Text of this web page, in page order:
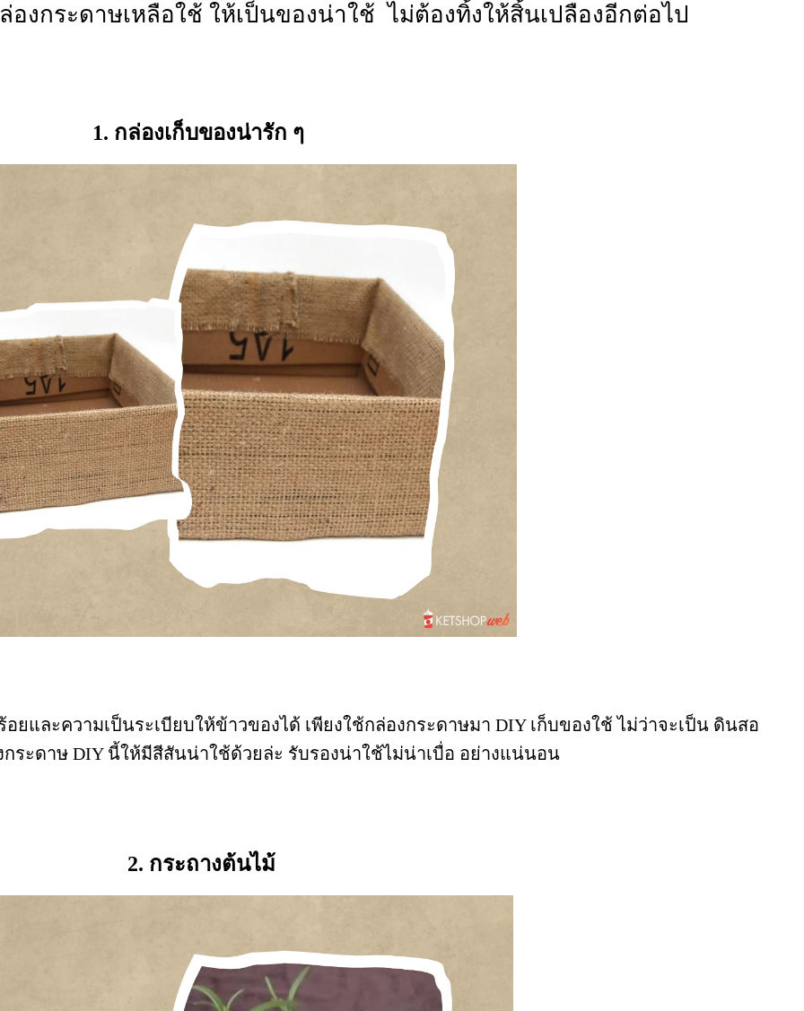
องกระดาษเหลือใช้ ให้เป็นของน่าใช้ ไม่ต้องทิ้งให้สิ้นเปลืองอีกต่อไป
1. กล่องเก็บของน่ารัก ๆ
ยและความเป็นระเบียบให้ข้าวของได้ เพียงใช้กล่องกระดาษมา DIY เก็บของใช้ ไม่ว่าจะเป็น ดินสอ
ระดาษ DIY นี้ให้มีสีสันน่าใช้ด้วยล่ะ รับรองน่าใช้ไม่น่าเบื่อ อย่างแน่นอน
2. กระถางต้นไม้